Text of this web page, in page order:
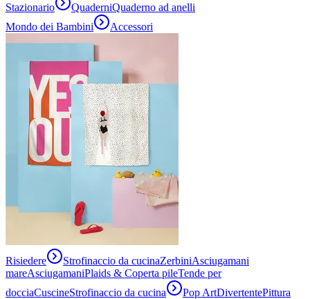
Stazionario QuaderniQuaderno ad anelli
Mondo dei Bambini
Accessori
Risiedere Strofinaccio da cucinaZerbiniAsciugamani
mareAsciugamaniPlaids & Coperta pileTende per
docciaCuscineStrofinaccio da cucina Pop ArtDivertentePittura